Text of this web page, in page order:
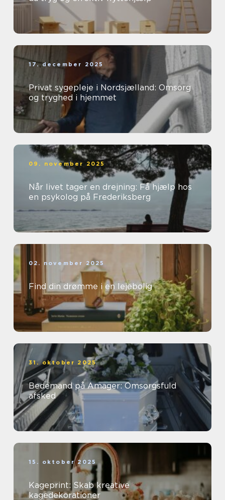
17. december 2025
Privat sygepleje i Nordsjælland: Omsorg
og tryghed i hjemmet
09. november 2025
Når livet tager en drejning: Få hjælp hos
en psykolog på Frederiksberg
02. november 2025
Find din drømme i en lejebolig
31. oktober 2025
Bedemand på Amager: Omsorgsfuld
afsked
15. oktober 2025
Kageprint: Skab kreative
kagedekorationer